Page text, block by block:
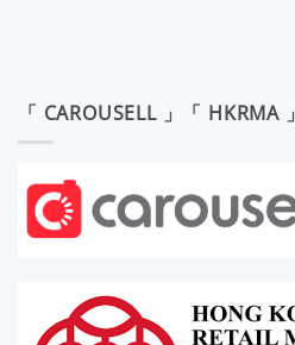
「 CAROUSELL 」「 HKRMA 」